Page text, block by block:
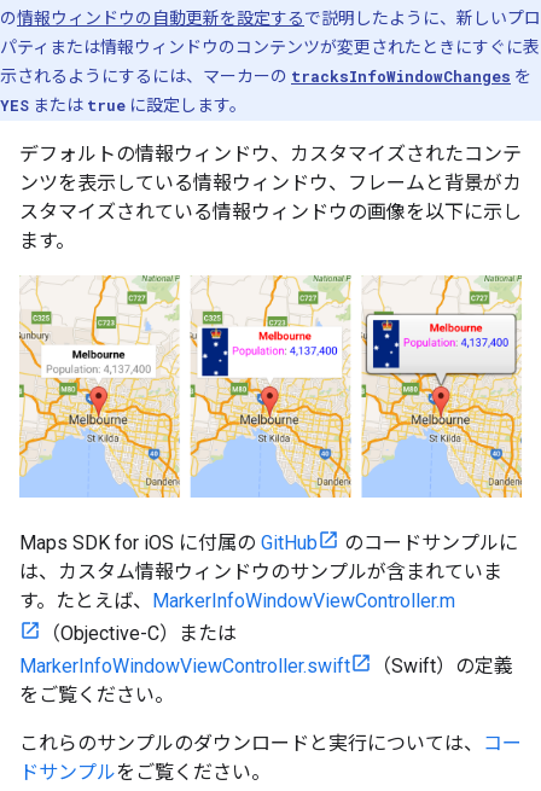
の情報ウィンドウの自動更新を設定するで説明したように、新しいプロ
パティまたは情報ウィンドウのコンテンツが変更されたときにすぐに表
示されるようにするには、マーカーの tracksInfoWindowChanges を
YES または true に設定します。
デフォルトの情報ウィンドウ、カスタマイズされたコンテ
ンツを表示している情報ウィンドウ、フレームと背景がカ
スタマイズされている情報ウィンドウの画像を以下に示し
ます。
Maps SDK for iOS に付属の GitHub
のコードサンプルに
は、カスタム情報ウィンドウのサンプルが含まれていま
す。たとえば、 MarkerInfoWindowViewController.m
（Objective-C）または
MarkerInfoWindowViewController.swift
（Swift）の定義
をご覧ください。
これらのサンプルのダウンロードと実行については、
コー
ドサンプルをご覧ください。